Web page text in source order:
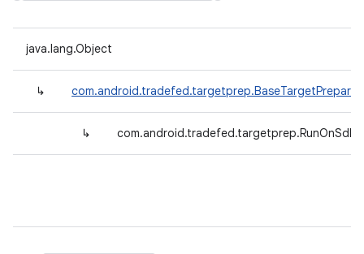
java.lang.Object
↳ com.android.tradefed.targetprep.BaseTargetPreparer
↳